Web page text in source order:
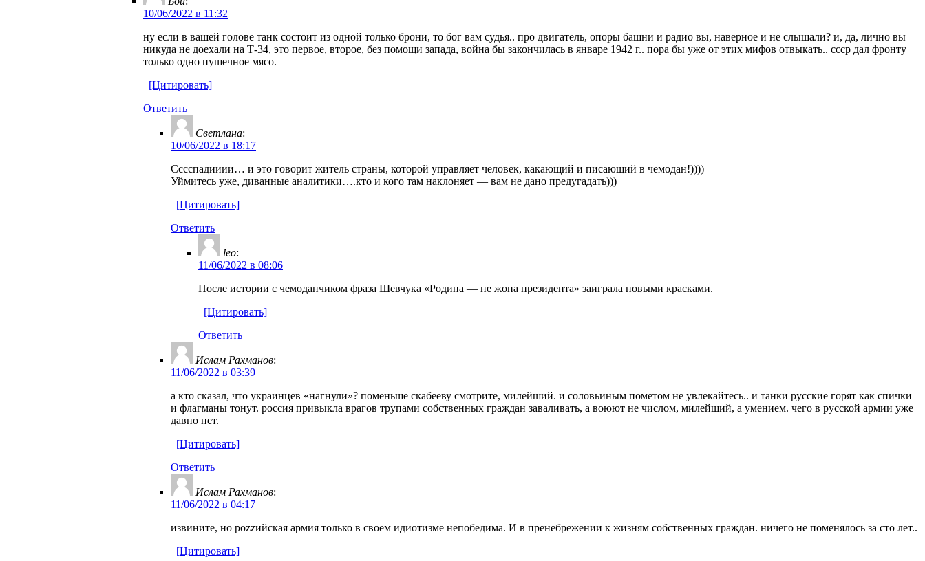
10/06/2022 в 11:32
ну если в вашей голове танк состоит из одной только брони, то бог вам судья.. про двигатель, опоры башни и радио вы, наверное и не слышали? и, да, лично вы
никуда не доехали на Т-34, это первое, второе, без помощи запада, война бы закончилась в январе 1942 г.. пора бы уже от этих мифов отвыкать.. ссср дал фронту
только одно пушечное мясо.
[Цитировать]
Ответить
Светлана:
10/06/2022 в 18:17
Сссспадииии… и это говорит житель страны, которой управляет человек, какающий и писающий в чемодан!))))
Уймитесь уже, диванные аналитики….кто и кого там наклоняет — вам не дано предугадать)))
[Цитировать]
Ответить
leo:
11/06/2022 в 08:06
После истории с чемоданчиком фраза Шевчука «Родина — не жопа президента» заиграла новыми красками.
[Цитировать]
Ответить
Ислам Рахманов:
11/06/2022 в 03:39
а кто сказал, что украинцев «нагнули»? поменьше скабееву смотрите, милейший. и соловьиным пометом не увлекайтесь.. и танки русские горят как спички
и флагманы тонут. россия привыкла врагов трупами собственных граждан заваливать, а воюют не числом, милейший, а умением. чего в русской армии уже
давно нет.
[Цитировать]
Ответить
Ислам Рахманов:
11/06/2022 в 04:17
извините, но роzzийская армия только в своем идиотизме непобедима. И в пренебрежении к жизням собственных граждан. ничего не поменялось за сто лет..
[Цитировать]